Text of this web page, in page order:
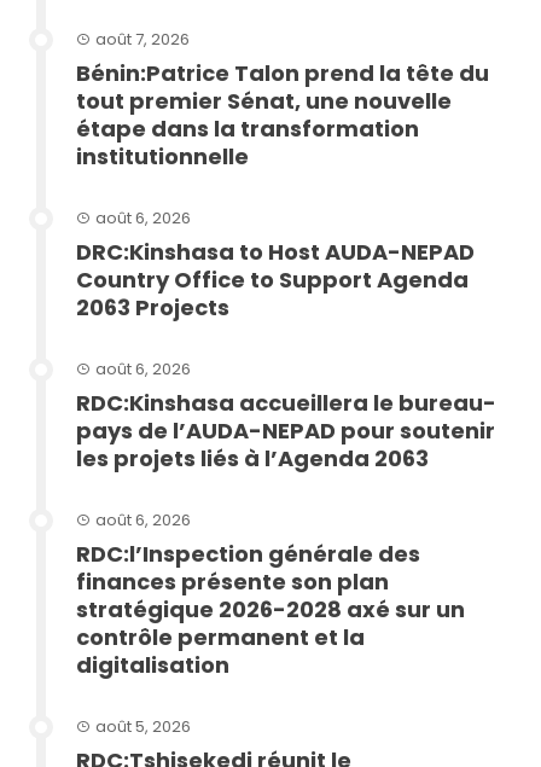
août 7, 2026
Bénin:Patrice Talon prend la tête du
tout premier Sénat, une nouvelle
étape dans la transformation
institutionnelle
août 6, 2026
DRC:Kinshasa to Host AUDA-NEPAD
Country Office to Support Agenda
2063 Projects
août 6, 2026
RDC:Kinshasa accueillera le bureau-
pays de l’AUDA-NEPAD pour soutenir
les projets liés à l’Agenda 2063
août 6, 2026
RDC:l’Inspection générale des
finances présente son plan
stratégique 2026-2028 axé sur un
contrôle permanent et la
digitalisation
août 5, 2026
RDC:Tshisekedi réunit le